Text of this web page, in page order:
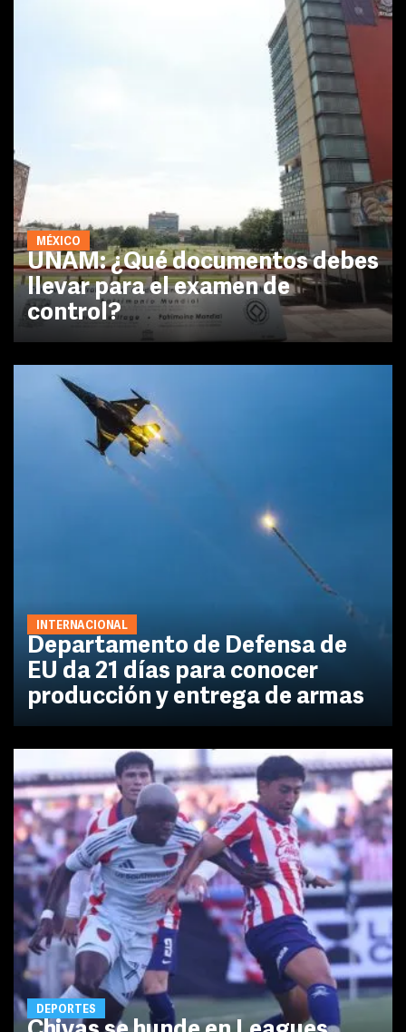
MÉXICO
UNAM: ¿Qué documentos debes
llevar para el examen de
control?
INTERNACIONAL
Departamento de Defensa de
EU da 21 días para conocer
producción y entrega de armas
DEPORTES